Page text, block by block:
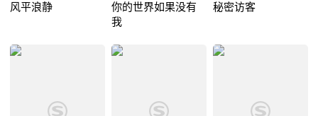
风平浪静
你的世界如果没有
我
秘密访客